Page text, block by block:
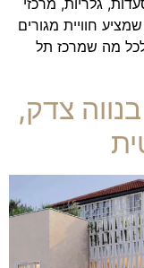
גלריות, מרכזי
חוויית מגורים
מה שמרכז תל
צדק,